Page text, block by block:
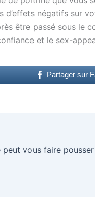
d’effets négatifs sur
être passé sous le
et le sex-
Partager sur
peut vous faire